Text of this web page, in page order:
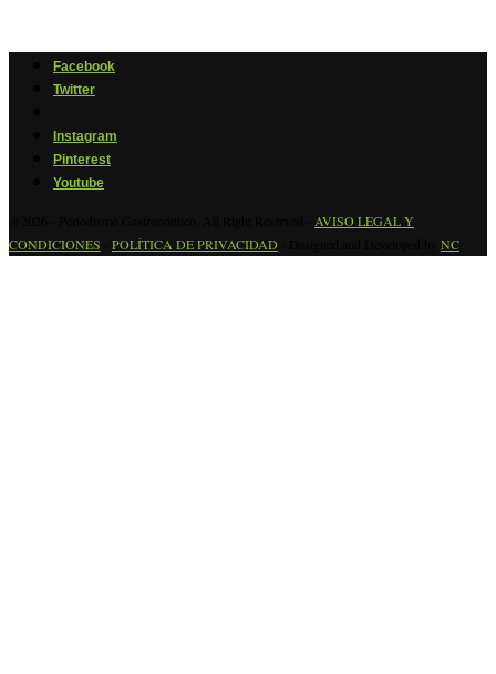
Facebook
Twitter
Instagram
Pinterest
Youtube
AVISO LEGAL Y
CONDICIONES
POLÍTICA DE PRIVACIDAD NC